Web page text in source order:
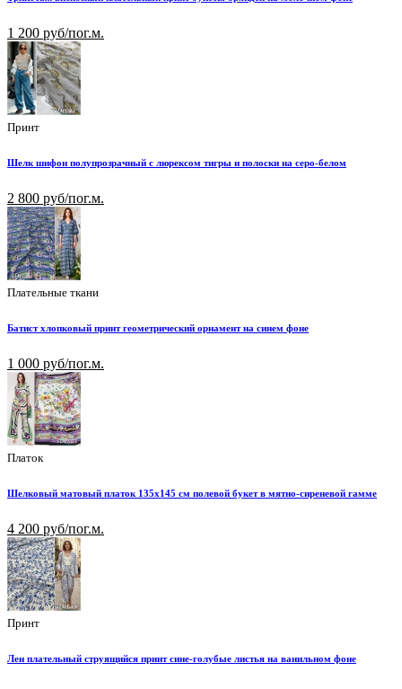
1 200 руб/пог.м.
Принт
Шелк шифон полупрозрачный с люрексом тигры и полоски на серо-белом
2 800 руб/пог.м.
Плательные ткани
Батист хлопковый принт геометрический орнамент на синем фоне
1 000 руб/пог.м.
Платок
Шелковый матовый платок 135х145 см полевой букет в мятно-сиреневой гамме
4 200 руб/пог.м.
Принт
Лен плательный струящийся принт сине-голубые листья на ванильном фоне